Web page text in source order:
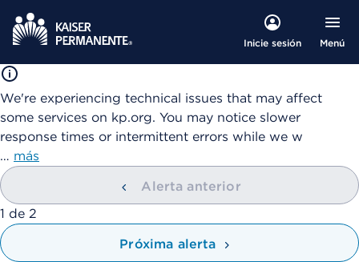
Inicie sesión Menú
We're experiencing technical issues that may affect
some services on kp.org. You may notice slower
response times or intermittent errors while we w
… más
Alerta anterior
mostrando
1 de 2
Próxima alerta